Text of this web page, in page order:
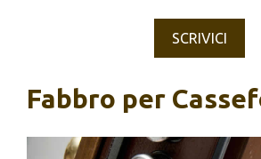
SCRIVICI
Fabbro per